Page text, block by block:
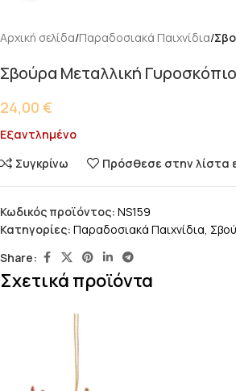
Αρχική σελίδα Παραδοσιακά Παιχνίδια
Σβούρα Μεταλλική Γυροσκόπιο
24,00 €
Εξαντλημένο
Συγκρίνω
Πρόσθεσε στην λίστα
Κωδικός προϊόντος: NS159
Κατηγορίες: Παραδοσιακά Παιχνίδια,
Share:
Σχετικά προϊόντα